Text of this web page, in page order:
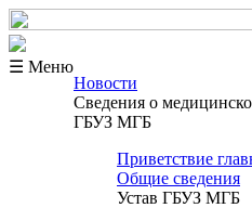
☰ Меню
Новости
Сведения о
ГБУЗ МГБ
Приветствие
Общие сведения
Устав ГБУЗ МГБ